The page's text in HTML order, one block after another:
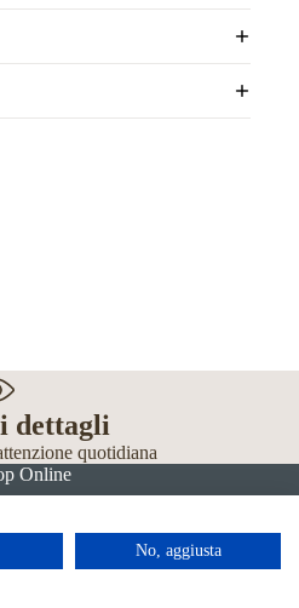
dettagli
quotidiana
Online
No, aggiusta